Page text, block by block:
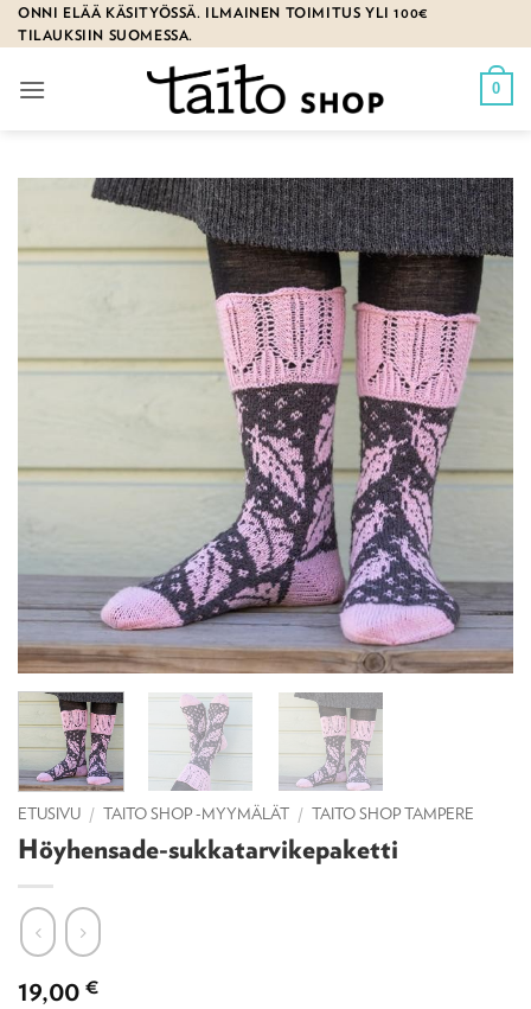
Skip
to
ONNI ELÄÄ KÄSITYÖSSÄ. ILMAINEN TOIMITUS YLI 100€
TILAUKSIIN SUOMESSA.
0
ETUSIVU / TAITO SHOP -MYYMÄLÄT / TAITO SHOP TAMPERE
Höyhensade-sukkatarvikepaketti
19,00 €